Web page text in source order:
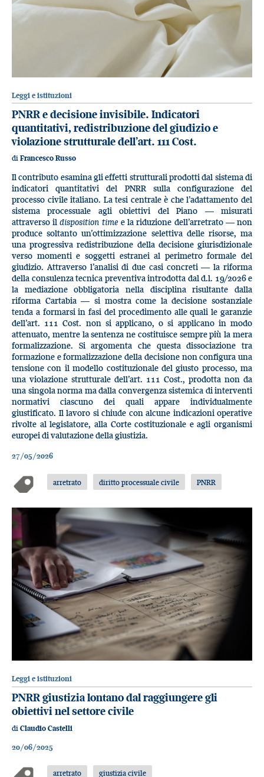
Leggi e istituzioni
PNRR e decisione invisibile. Indicatori
quantitativi, redistribuzione del giudizio e
violazione strutturale dell’art. 111 Cost.
di Francesco Russo
Il contributo esamina gli effetti strutturali prodotti dal sistema di
indicatori quantitativi del PNRR sulla configurazione del
processo civile italiano. La tesi centrale è che l’adattamento del
sistema processuale agli obiettivi del Piano — misurati
attraverso ildisposition timee la riduzione dell’arretrato — non
produce soltanto un’ottimizzazione selettiva delle risorse, ma
una progressiva redistribuzione della decisione giurisdizionale
verso momenti e soggetti estranei al perimetro formale del
giudizio. Attraverso l’analisi di due casi concreti — la riforma
della consulenza tecnica preventiva introdotta dal d.l. 19/2026 e
la mediazione obbligatoria nella disciplina risultante dalla
riforma Cartabia — si mostra come la decisione sostanziale
tenda a formarsi in fasi del procedimento alle quali le garanzie
dell’art. 111 Cost. non si applicano, o si applicano in modo
attenuato, mentre la sentenza ne costituisce sempre più la mera
formalizzazione. Si argomenta che questa dissociazione tra
formazione e formalizzazione della decisione non configura una
tensione con il modello costituzionale del giusto processo, ma
una violazione strutturale dell’art. 111 Cost., prodotta non da
una singola norma ma dalla convergenza sistemica di interventi
normativi ciascuno dei quali appare individualmente
giustificato. Il lavoro si chiude con alcune indicazioni operative
rivolte al legislatore, alla Corte costituzionale e agli organismi
europei di valutazione della giustizia.
27/05/2026
arretrato diritto processuale civile PNRR
Leggi e istituzioni
PNRR giustizia lontano dal raggiungere gli
obiettivi nel settore civile
di Claudio Castelli
20/06/2025
arretrato giustizia civile